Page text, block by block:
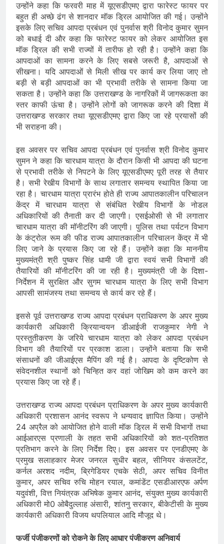
उन्होंने कहा कि फरवरी माह में यूएसडीएमए द्वारा फारेस्ट फायर पर
बहुत ही अच्छे ढंग से शानदार मॉक ड्रिल आयोजित की गई। उन्होंने
इसके लिए सचिव आपदा प्रबंधन एवं पुनर्वास श्री विनोद कुमार सुमन
को बधाई दी और कहा कि फारेस्ट फायर को लेकर आयोजित इस
मॉक ड्रिल की सभी राज्यों में तारीफ हो रही है। उन्होंने कहा कि
आपदाओं का सामना करने के लिए सबसे जरूरी है, आपदाओं से
सीखना। यदि आपदाओं से मिली सीख पर कार्य कर लिया जाए तो
बड़ी से बड़ी आपदाओं का भी प्रभावी तरीके से सामना किया जा
सकता है। उन्होंने कहा कि उत्तराखण्ड के नागरिकों में जागरूकता का
स्तर काफी ऊंचा है। उन्होंने लोगों को जागरूक करने की दिशा में
उत्तराखण्ड सरकार तथा यूएसडीएमए द्वारा किए जा रहे प्रयासों की
भी सराहना की।
इस अवसर पर सचिव आपदा प्रबंधन एवं पुनर्वास श्री विनोद कुमार
सुमन ने कहा कि चारधाम यात्रा के दौरान किसी भी आपदा की घटना
से प्रभावी तरीके से निपटने के लिए यूएसडीएमए पूरी तरह से तैयार
है। सभी रेखीय विभागों के साथ लगातार समन्वय स्थापित किया जा
रहा है। चारधाम यात्रा प्रारंभ होते ही राज्य आपातकालीन परिचालन
केंद्र में चारधाम यात्रा से संबंधित रेखीय विभागों के नोडल
अधिकारियों की तैनाती कर दी जाएगी। एसईओसी से भी लगातार
चारधाम यात्रा की मॉनीटरिंग की जाएगी। पुलिस तथा पर्यटन विभाग
के कंट्रोल रूम की फीड राज्य आपातकालीन परिचालन केंद्र में भी
लिए जाने के प्रयास किए जा रहे हैं। उन्होंने कहा कि माननीय
मुख्यमंत्री श्री पुष्कर सिंह धामी जी द्वारा स्वयं सभी विभागों की
तैयारियों की मॉनीटरिंग की जा रही है। मुख्यमंत्री जी के दिशा-
निर्देशन में सुरक्षित और सुगम चारधाम यात्रा के लिए सभी विभाग
आपसी सामंजस्य तथा समन्वय से कार्य कर रहे हैं।
इससे पूर्व उत्तराखण्ड राज्य आपदा प्रबंधन प्राधिकरण के अपर मुख्य
कार्यकारी अधिकारी क्रियान्वयन डीआईजी राजकुमार नेगी ने
प्रस्तुतीकरण के जरिये चारधाम यात्रा को लेकर आपदा प्रबंधन
विभाग की तैयारियों पर प्रकाश डाला। उन्होंने बताया कि सभी
संसाधनों की जीआईएस मैपिंग की गई है। आपदा के दृष्टिकोण से
संवेदनशील स्थानों को चिन्हित कर वहां जोखिम को कम करने का
प्रयास किए जा रहे हैं।
उत्तराखण्ड राज्य आपदा प्रबंधन प्राधिकरण के अपर मुख्य कार्यकारी
अधिकारी प्रशासन आनंद स्वरूप ने धन्यवाद ज्ञापित किया। उन्होंने
24 अप्रैल को आयोजित होने वाली मॉक ड्रिल में सभी विभागों तथा
आईआरएस प्रणाली के तहत सभी अधिकारियों को शत-प्रतिशत
प्रतिभाग करने के लिए निर्देश दिए। इस अवसर पर एनडीएमए के
प्रमुख सलाहकार मेजर जनरल सुधीर बहल, सीनियर कंसलटेंट,
कर्नल अरशद नदीम, ब्रिगेडियर एचके सेठी, अपर सचिव विनीत
कुमार, अपर सचिव रुचि मोहन रयाल, कमांडेंट एसडीआरएफ अर्पण
यदुवंशी, वित्त नियंत्रक अभिषेक कुमार आनंद, संयुक्त मुख्य कार्यकारी
अधिकारी मो0 ओबैदुल्लाह अंसारी, शांतनु सरकार, बीकेटीसी के मुख्य
कार्यकारी अधिकारी विजय थपलियाल आदि मौजूद थे।
फर्जी पंजीकरणों को रोकने के लिए आधार पंजीकरण अनिवार्य